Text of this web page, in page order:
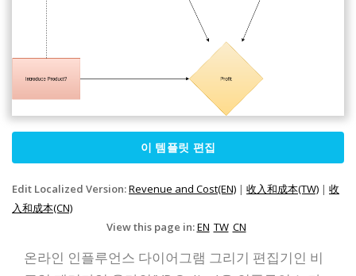
이 템플릿 편집
Edit Localized Version:Revenue and Cost(EN) | 收入和成本(TW) | 收
入和成本(CN)
View this page in:EN TW CN
온라인 인플루언스 다이어그램 그리기 편집기인 비